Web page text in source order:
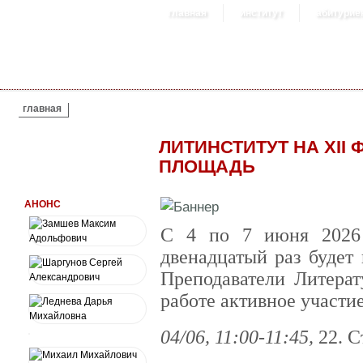
главная институт
ВЫ ЗДЕСЬ
главная
ЛИТИНСТИТУТ НА XII
ПЛОЩАДЬ
АНОНС
С 4 по 7 июня 2026
двенадцатый раз
Преподаватели
работе активное
04/06, 11:00-11:45, 22.